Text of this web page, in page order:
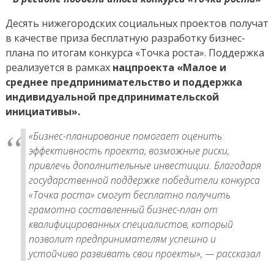
планы
бесплатно
разработают
для
10
нижегородских
Десять нижегородских социальных проектов получат
в качестве приза бесплатную разработку бизнес-
плана по итогам конкурса «Точка роста». Поддержка
реализуется в рамках нацпроекта «Малое и
среднее предпринимательство и поддержка
индивидуальной предпринимательской
инициативы».
«Бизнес-планирование помогает оценить
эффективность проекта, возможные риски,
привлечь дополнительные инвестиции. Благодаря
государственной поддержке победители конкурса
«Точка роста» смогут бесплатно получить
грамотно составленный бизнес-план от
квалифицированных специалистов, который
позволит предпринимателям успешно и
устойчиво развивать свои проекты», — рассказал